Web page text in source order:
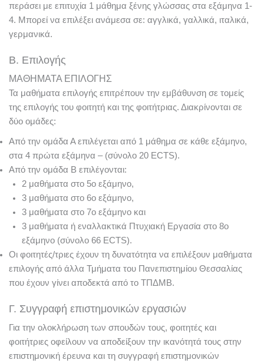
περάσει με επιτυχία 1 μάθημα ξένης γλώσσας στα εξάμηνα 1-
4. Μπορεί να επιλέξει ανάμεσα σε: αγγλικά, γαλλικά, ιταλικά,
γερμανικά.
Β. Επιλογής
ΜΑΘΗΜΑΤΑ ΕΠΙΛΟΓΗΣ
Τα μαθήματα επιλογής επιτρέπουν την εμβάθυνση σε τομείς
της επιλογής του φοιτητή και της φοιτήτριας. Διακρίνονται σε
δύο ομάδες:
Από την ομάδα Α επιλέγεται από 1 μάθημα σε κάθε εξάμηνο,
στα 4 πρώτα εξάμηνα – (σύνολο 20 ECTS).
Από την ομάδα Β επιλέγονται:
2 μαθήματα στο 5ο εξάμηνο,
3 μαθήματα στο 6ο εξάμηνο,
3 μαθήματα στο 7ο εξάμηνο και
3 μαθήματα ή εναλλακτικά Πτυχιακή Εργασία στο 8ο
εξάμηνο (σύνολο 66 ECTS).
Οι φοιτητές/τριες έχουν τη δυνατότητα να επιλέξουν μαθήματα
επιλογής από άλλα Τμήματα του Πανεπιστημίου Θεσσαλίας
που έχουν γίνει αποδεκτά από το ΤΠΔΜΒ.
Γ. Συγγραφή επιστημονικών εργασιών
Για την ολοκλήρωση των σπουδών τους, φοιτητές και
φοιτήτριες οφείλουν να αποδείξουν την ικανότητά τους στην
επιστημονική έρευνα και τη συγγραφή επιστημονικών